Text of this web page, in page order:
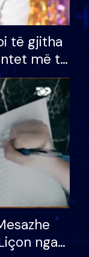
të gjitha
më të
Do më
nga